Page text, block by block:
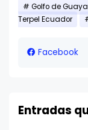
Golfo de
Terpel Ecuador
Facebook
Entradas